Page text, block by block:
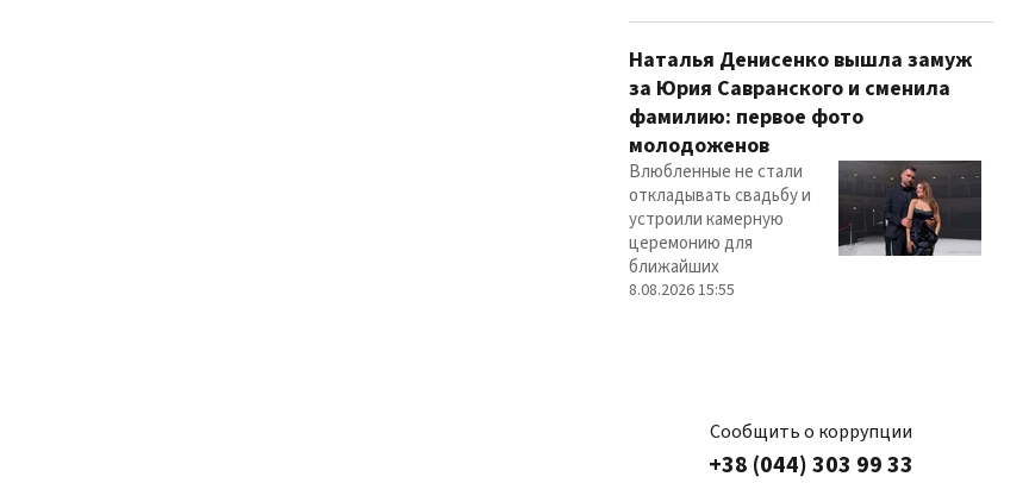
Наталья Денисенко вышла замуж
за Юрия Савранского и сменила
фамилию: первое фото
молодоженов
Влюбленные не стали
откладывать свадьбу и
устроили камерную
церемонию для
ближайших
8.08.2026 15:55
Сообщить о коррупции
+38 (044) 303 99 33